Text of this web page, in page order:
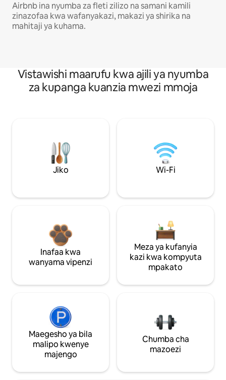
Airbnb ina nyumba za fleti zilizo na samani kamili
zinazofaa kwa wafanyakazi, makazi ya shirika na
mahitaji ya kuhama.
Vistawishi maarufu kwa ajili ya nyumba
za kupanga kuanzia mwezi mmoja
Jiko Wi-Fi
Inafaa kwa
wanyama vipenzi
Meza ya kufanyia
kazi kwa kompyuta
mpakato
Maegesho ya bila
malipo kwenye
majengo
Chumba cha
mazoezi